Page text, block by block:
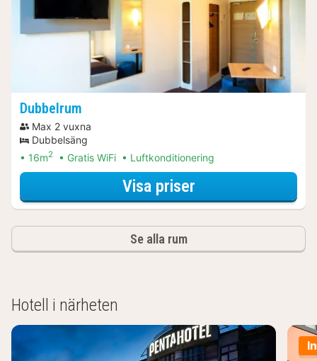
Dubbelrum
Max 2 vuxna
Dubbelsäng
16m2 Gratis WiFi Luftkonditionering
Visa priserför Dubbelrum
Se alla rum
Hotell i närheten